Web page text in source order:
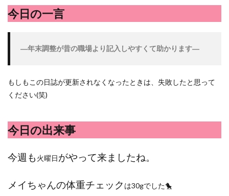
今日の一言
―年末調整が昔の職場より記入しやすくて助かります―
もしもこの日誌が更新されなくなったときは、失敗したと思って
ください(笑)
今日の出来事
今週も 火曜日がやって来ましたね。
メイちゃんの体重チェック は30gでした🐤
携帯キャリア
料理 料理、ジェノベーゼソース
料
明治村
果樹 枝豆 柚子 柿
株主優待
白桃
白菜 眠気 眠気対策 睡眠
軽自動車
農作業 通信制限 配当 野菜
鶏肉
検索